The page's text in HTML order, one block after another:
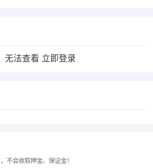
无法查看 立即登录
不会收取押金、保证金！